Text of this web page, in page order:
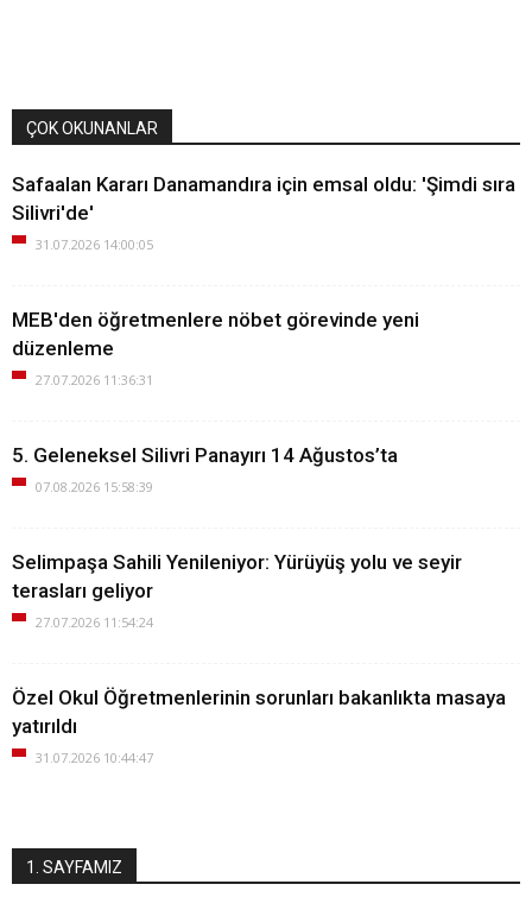
ÇOK OKUNANLAR
Safaalan Kararı Danamandıra için emsal oldu: 'Şimdi sıra
Silivri'de'
31.07.2026 14:00:05
MEB'den öğretmenlere nöbet görevinde yeni
düzenleme
27.07.2026 11:36:31
5. Geleneksel Silivri Panayırı 14 Ağustos’ta
07.08.2026 15:58:39
Selimpaşa Sahili Yenileniyor: Yürüyüş yolu ve seyir
terasları geliyor
27.07.2026 11:54:24
Özel Okul Öğretmenlerinin sorunları bakanlıkta masaya
yatırıldı
31.07.2026 10:44:47
1. SAYFAMIZ